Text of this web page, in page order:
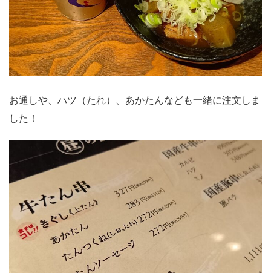
お通しや、ハツ（たれ）、あかたんなども一緒に注文しま
した！